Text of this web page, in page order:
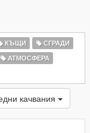
КЪЩИ
СГРАДИ
АТМОСФЕРА
качвания